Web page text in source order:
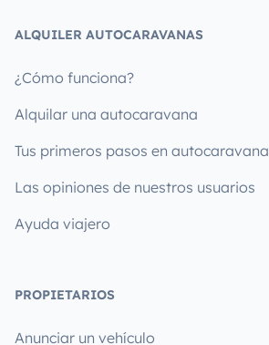
ALQUILER AUTOCARAVANAS
¿Cómo funciona?
Alquilar una autocaravana
Tus primeros pasos en autocaravana
Las opiniones de nuestros usuarios
Ayuda viajero
PROPIETARIOS
Anunciar un vehículo